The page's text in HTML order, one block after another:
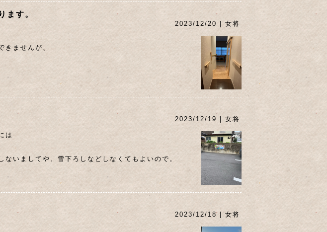
ます。
2023/12/20 | 女将
きませんが、
2023/12/19 | 女将
は
いましてや、雪下ろしなどしなくてもよいので。
2023/12/18 | 女将